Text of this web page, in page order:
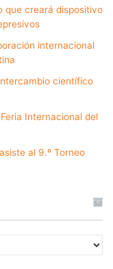
que creará dispositivo
internacional
científico
Internacional del
al 9.º Torneo